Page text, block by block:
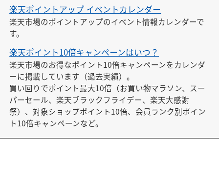
楽天ポイントアップ イベントカレンダー
楽天市場のポイントアップのイベント情報カレンダーで
す。
楽天ポイント10倍キャンペーンはいつ？
楽天市場のお得なポイント10倍キャンペーンをカレンダ
ーに掲載しています（過去実績）。
買い回りでポイント最大10倍（お買い物マラソン、スー
パーセール、楽天ブラックフライデー、楽天大感謝
祭）、対象ショップポイント10倍、会員ランク別ポイン
ト10倍キャンペーンなど。